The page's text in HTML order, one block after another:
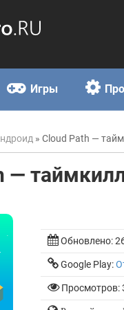
Игры
» Cloud Path —
—
Обновлено:
Google Play:
Просмотров: